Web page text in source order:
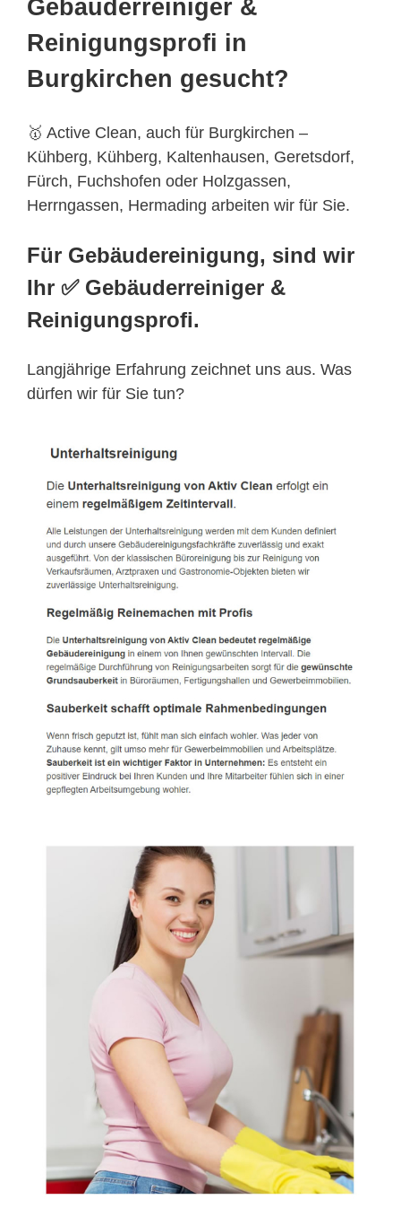
Gebäuderreiniger &
Reinigungsprofi in
Burgkirchen gesucht?
🥇 Active Clean, auch für Burgkirchen –
Kühberg, Kühberg, Kaltenhausen, Geretsdorf,
Fürch, Fuchshofen oder Holzgassen,
Herrngassen, Hermading arbeiten wir für Sie.
Für Gebäudereinigung, sind wir
Ihr ✅ Gebäuderreiniger &
Reinigungsprofi.
Langjährige Erfahrung zeichnet uns aus. Was
dürfen wir für Sie tun?